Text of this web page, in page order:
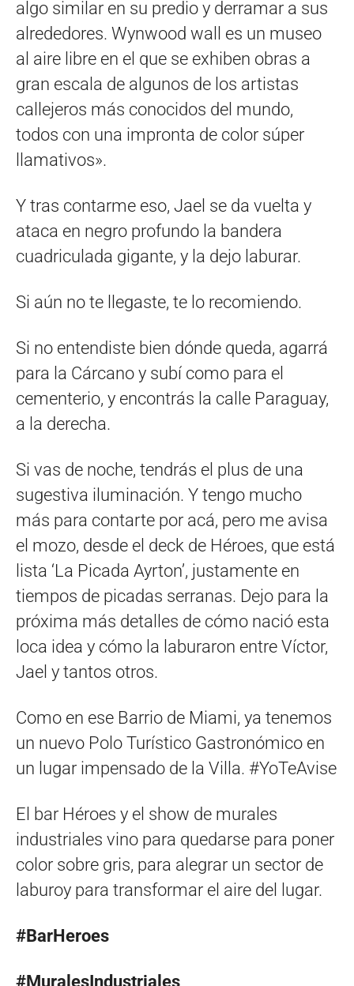
algo similar en su predio y derramar a sus
alrededores. Wynwood wall es un museo
al aire libre en el que se exhiben obras a
gran escala de algunos de los artistas
callejeros más conocidos del mundo,
todos con una impronta de color súper
llamativos».
Y tras contarme eso, Jael se da vuelta y
ataca en negro profundo la bandera
cuadriculada gigante, y la dejo laburar.
Si aún no te llegaste, te lo recomiendo.
Si no entendiste bien dónde queda, agarrá
para la Cárcano y subí como para el
cementerio, y encontrás la calle Paraguay,
a la derecha.
Si vas de noche, tendrás el plus de una
sugestiva iluminación. Y tengo mucho
más para contarte por acá, pero me avisa
el mozo, desde el deck de Héroes, que está
lista ‘La Picada Ayrton’, justamente en
tiempos de picadas serranas. Dejo para la
próxima más detalles de cómo nació esta
loca idea y cómo la laburaron entre Víctor,
Jael y tantos otros.
Como en ese Barrio de Miami, ya tenemos
un nuevo Polo Turístico Gastronómico en
un lugar impensado de la Villa. #YoTeAvise
El bar Héroes y el show de murales
industriales vino para quedarse para poner
color sobre gris, para alegrar un sector de
laburoy para transformar el aire del lugar.
#BarHeroes
#MuralesIndustriales